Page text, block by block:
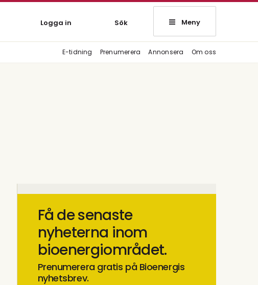
Logga in Sök Meny
E-tidning Prenumerera Annonsera Om oss
Få de senaste
nyheterna inom
bioenergiområdet.
Prenumerera gratis på Bioenergis
nyhetsbrev.